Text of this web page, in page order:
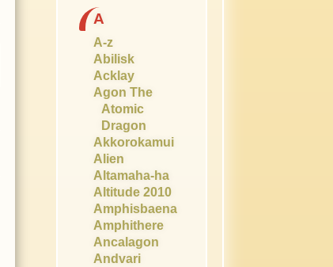
A
A-z
Abilisk
Acklay
Agon The
Atomic
Dragon
Akkorokamui
Alien
Altamaha-ha
Altitude 2010
Amphisbaena
Amphithere
Ancalagon
Andvari